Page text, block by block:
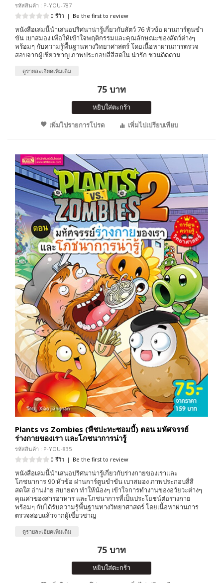
รหัสสินค้า : P-YOU-787
0 รีวิว | Be the first to review
หนังสือเล่มนี้นำเสนอปริศนาน่ารู้เกี่ยวกับสัตว์ 76 หัวข้อ ผ่านการ์ตูนขำ
ขัน เบาสมอง เพื่อให้เข้าใจพฤติกรรมและคุณลักษณะของสัตว์ต่างๆ
พร้อมๆ กับความรู้พื้นฐานทางวิทยาศาสตร์ โดยเนื้อหาผ่านการตรวจ
สอบจากผู้เชี่ยวชาญ ภาพประกอบสี่สีสดใน น่ารัก ชวนติดตาม
ดูรายละเอียดเพิ่มเติม
75 บาท
หยิบใส่ตะกร้า
เพิ่มไปรายการโปรด
เพิ่มไปเปรียบเทียบ
Plants vs Zombies (พืชปะทะซอมบี้) ตอน มหัศจรรย์
ร่างกายของเรา และโภชนาการน่ารู้
รหัสสินค้า : P-YOU-835
0 รีวิว | Be the first to review
หนังสือเล่มนี้นำเสนอปริศนาน่ารู้เกี่ยวกับร่างกายของเราและ
โภชนาการ 90 หัวข้อ ผ่านการ์ตูนขำขัน เบาสมอง ภาพประกอบสี่สี
สดใส อ่านง่าย สบายตา ทำให้น้องๆ เข้าใจการทำงานของอวัยวะต่างๆ
คุณค่าของสารอาหาร และโภชนาการที่เป็นประโยชน์ต่อร่างกาย
พร้อมๆ กับได้รับความรู้พื้นฐานทางวิทยาศาสตร์ โดยเนื้อหาผ่านการ
ตรวจสอบแล้วจากผู้เชี่ยวชาญ
ดูรายละเอียดเพิ่มเติม
75 บาท
หยิบใส่ตะกร้า